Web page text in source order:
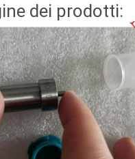
dei prodotti: